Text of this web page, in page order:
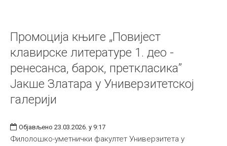
Промоција књиге „Повијест
клавирске литературе 1. део -
ренесанса, барок, преткласика”
Јакше Златара у Универзитетској
галерији
Објављено 23.03.2026. у 9:17
Филолошко-уметнички факултет Универзитета у